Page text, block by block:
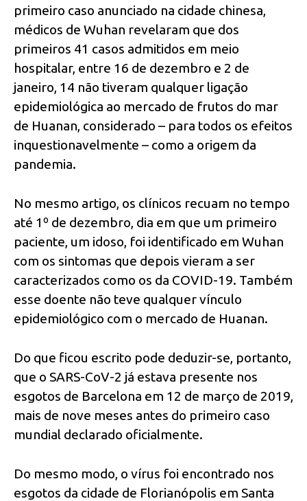
primeiro caso anunciado na cidade chinesa,
médicos de Wuhan revelaram que dos
primeiros 41 casos admitidos em meio
hospitalar, entre 16 de dezembro e 2 de
janeiro, 14 não tiveram qualquer ligação
epidemiológica ao mercado de frutos do mar
de Huanan, considerado – para todos os efeitos
inquestionavelmente – como a origem da
pandemia.
No mesmo artigo, os clínicos recuam no tempo
até 1º de dezembro, dia em que um primeiro
paciente, um idoso, foi identificado em Wuhan
com os sintomas que depois vieram a ser
caracterizados como os da COVID-19. Também
esse doente não teve qualquer vínculo
epidemiológico com o mercado de Huanan.
Do que ficou escrito pode deduzir-se, portanto,
que o SARS-CoV-2 já estava presente nos
esgotos de Barcelona em 12 de março de 2019,
mais de nove meses antes do primeiro caso
mundial declarado oficialmente.
Do mesmo modo, o vírus foi encontrado nos
esgotos da cidade de Florianópolis em Santa